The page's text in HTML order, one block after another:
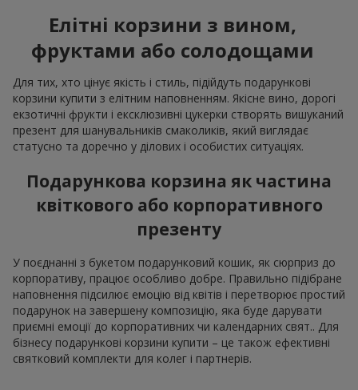
Елітні корзини з вином,
фруктами або солодощами
Для тих, хто цінує якість і стиль, підійдуть подарункові
корзини купити з елітним наповненням. Якісне вино, дорогі
екзотичні фрукти і ексклюзивні цукерки створять вишуканий
презент для шанувальників смаколиків, який виглядає
статусно та доречно у ділових і особистих ситуаціях.
Подарункова корзина як частина
квіткового або корпоративного
презенту
У поєднанні з букетом подарунковий кошик, як сюрприз до
корпоративу, працює особливо добре. Правильно підібране
наповнення підсилює емоцію від квітів і перетворює простий
подарунок на завершену композицію, яка буде дарувати
приємні емоції до корпоративних чи календарних свят.. Для
бізнесу подарункові корзини купити – це також ефективні
святковий комплекти для колег і партнерів.